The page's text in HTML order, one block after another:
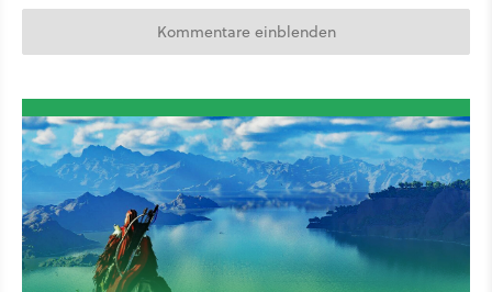
Kommentare einblenden